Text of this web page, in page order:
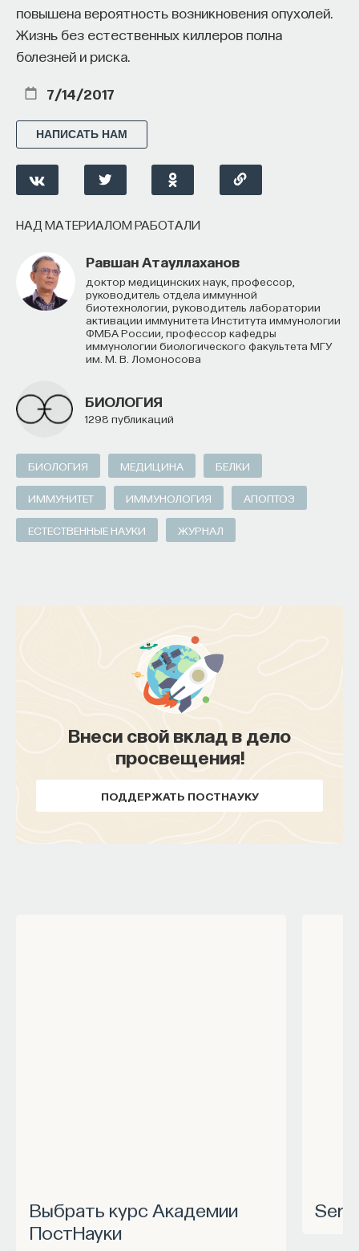
повышена вероятность возникновения опухолей.
Жизнь без естественных киллеров полна
болезней и риска.
7/14/2017
НАПИСАТЬ НАМ
НАД МАТЕРИАЛОМ РАБОТАЛИ
Равшан Атауллаханов
доктор медицинских наук, профессор,
руководитель отдела иммунной
биотехнологии, руководитель лаборатории
активации иммунитета Института иммунологии
ФМБА России, профессор кафедры
иммунологии биологического факультета МГУ
им. М. В. Ломоносова
БИОЛОГИЯ
1298 публикаций
БИОЛОГИЯ МЕДИЦИНА БЕЛКИ
ИММУНИТЕТ ИММУНОЛОГИЯ АПОПТОЗ
ЕСТЕСТВЕННЫЕ НАУКИ ЖУРНАЛ
Внеси свой вклад в дело
просвещения!
ПОДДЕРЖАТЬ ПОСТНАУКУ
Выбрать курс Академии
ПостНауки
Внеси свой вклад в дело
просвещения!